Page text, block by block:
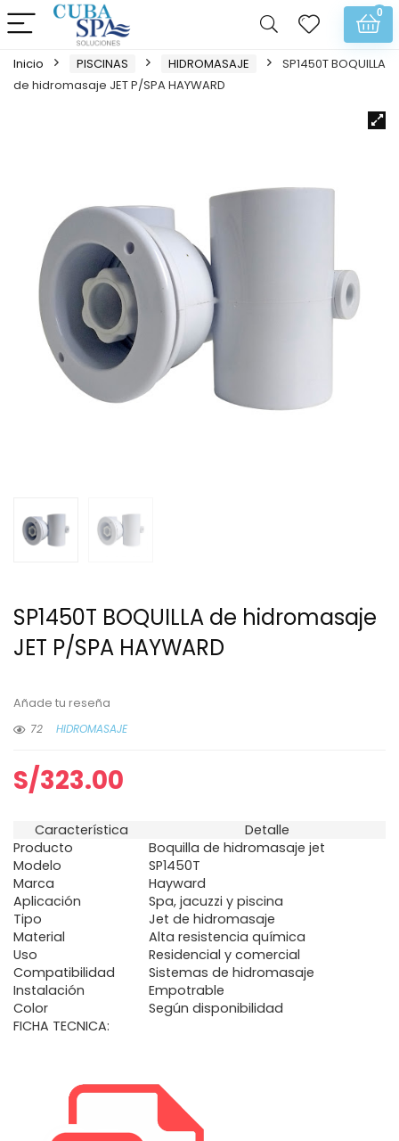
0
Inicio PISCINAS HIDROMASAJE
SP1450T BOQUILLA
de hidromasaje JET P/SPA HAYWARD
SP1450T BOQUILLA de hidromasaje
JET P/SPA HAYWARD
Añade tu reseña
72
HIDROMASAJE
S/323.00
Característica
Detalle
Producto
Boquilla de hidromasaje jet
Modelo
SP1450T
Marca
Hayward
Aplicación
Spa, jacuzzi y piscina
Tipo
Jet de hidromasaje
Material
Alta resistencia química
Uso
Residencial y comercial
Compatibilidad
Sistemas de hidromasaje
Instalación
Empotrable
Color
Según disponibilidad
FICHA TECNICA: